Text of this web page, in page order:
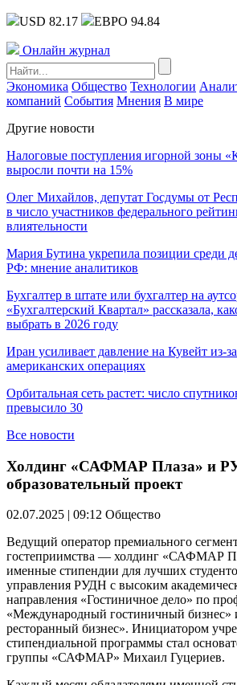
USD 82.17 ЕВРО 94.84
Онлайн журнал
Экономика Общество Технологии
компаний События Мнения В мире
Другие новости
Налоговые поступления игорной зоны
выросли почти на 15%
Олег Михайлов, депутат Госдумы от
в число участников федерального
влиятельности
Мария Бутина укрепила позиции среди
РФ: мнение аналитиков
Бухгалтер в штате или бухгалтер на
«Бухгалтерский Квартал» рассказала,
выбрать в 2026 году
Иран усиливает давление на Кувейт из-
американских операциях
Орбитальная сеть растет: число
превысило 30
Все новости
Холдинг «САФМАР Плаза» и
образовательный проект
02.07.2025 | 09:12 Общество
Ведущий оператор премиального
гостеприимства — холдинг «САФМАР
именные стипендии для лучших
управления РУДН с высоким
направления «Гостиничное дело» по
«Международный гостиничный
ресторанный бизнес». Инициатором
стипендиальной программы стал
группы «САФМАР» Михаил Гуцериев.